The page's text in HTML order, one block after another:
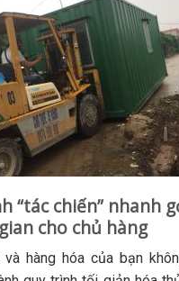
“tác chiến” nhanh
cho chủ hàng
hàng hóa của bạn